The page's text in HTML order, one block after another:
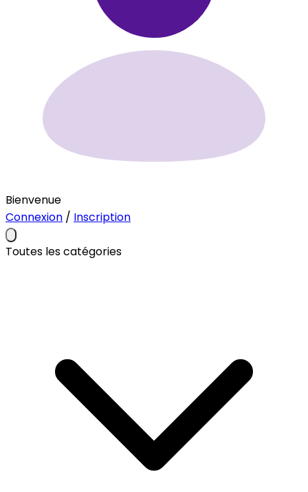
Bienvenue
Connexion / Inscription
Toutes les catégories